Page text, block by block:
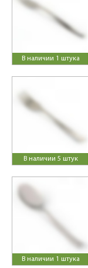
В наличии 1 штука
В наличии 5 штук
В наличии 1 штука